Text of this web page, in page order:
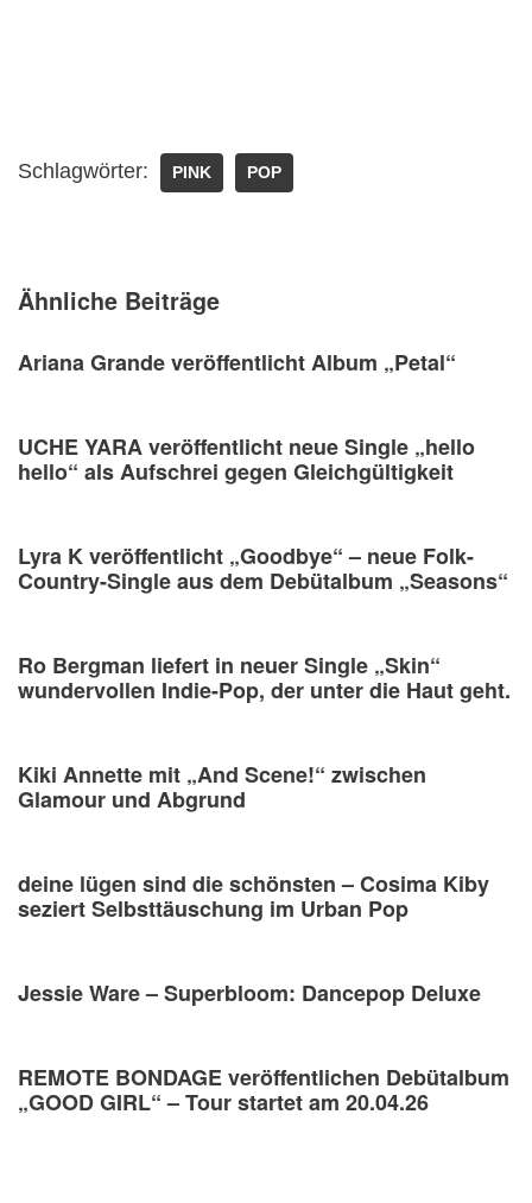
Schlagwörter: PINK POP
Ähnliche Beiträge
Ariana Grande veröffentlicht Album „Petal“
UCHE YARA veröffentlicht neue Single „hello
hello“ als Aufschrei gegen Gleichgültigkeit
Lyra K veröffentlicht „Goodbye“ – neue Folk-
Country-Single aus dem Debütalbum „Seasons“
Ro Bergman liefert in neuer Single „Skin“
wundervollen Indie-Pop, der unter die Haut geht.
Kiki Annette mit „And Scene!“ zwischen
Glamour und Abgrund
deine lügen sind die schönsten – Cosima Kiby
seziert Selbsttäuschung im Urban Pop
Jessie Ware – Superbloom: Dancepop Deluxe
REMOTE BONDAGE veröffentlichen Debütalbum
„GOOD GIRL“ – Tour startet am 20.04.26